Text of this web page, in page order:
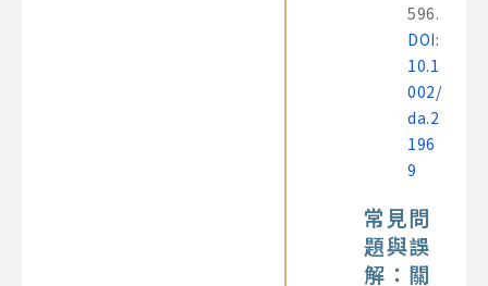
596.
DOI:
10.1
002/
da.2
196
9
常見問
題與誤
解：關